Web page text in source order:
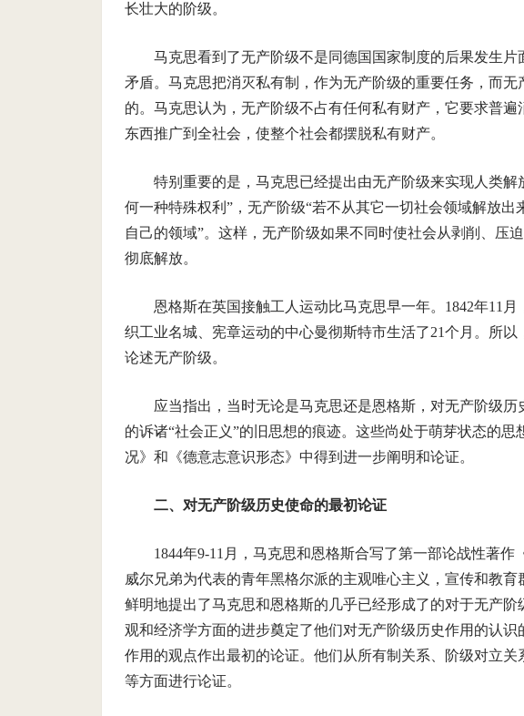
长壮大的阶级。
马克思看到了无产阶级不是同德国国家制度的后果发生
矛盾。马克思把消灭私有制，作为无产阶级的重要任务，而
的。马克思认为，无产阶级不占有任何私有财产，它要求普
东西推广到全社会，使整个社会都摆脱私有财产。
特别重要的是，马克思已经提出由无产阶级来实现人类
何一种特殊权利”，无产阶级“若不从其它一切社会领域解放
自己的领域”。这样，无产阶级如果不同时使社会从剥削、压
彻底解放。
恩格斯在英国接触工人运动比马克思早一年。1842年11
织工业名城、宪章运动的中心曼彻斯特市生活了21个月。所以
论述无产阶级。
应当指出，当时无论是马克思还是恩格斯，对无产阶级
的诉诸“社会正义”的旧思想的痕迹。这些尚处于萌芽状态的
况》和《德意志意识形态》中得到进一步阐明和论证。
二、对无产阶级历史使命的最初论证
1844年9-11月，马克思和恩格斯合写了第一部论战性著
威尔兄弟为代表的青年黑格尔派的主观唯心主义，宣传和教
鲜明地提出了马克思和恩格斯的几乎已经形成了的对于无产
观和经济学方面的进步奠定了他们对无产阶级历史作用的认
作用的观点作出最初的论证。他们从所有制关系、阶级对立
等方面进行论证。